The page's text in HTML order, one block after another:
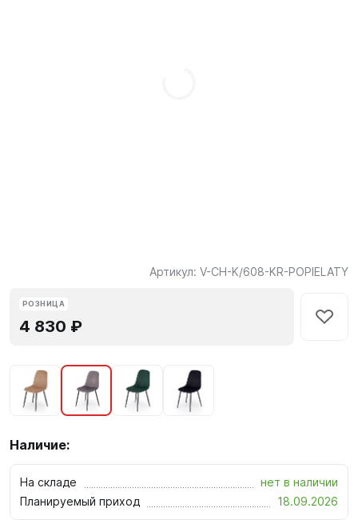
Артикул: V-CH-K/608-KR-POPIELATY
РОЗНИЦА
4 830 ₽
Наличие:
На складе
нет в наличии
Планируемый приход
18.09.2026